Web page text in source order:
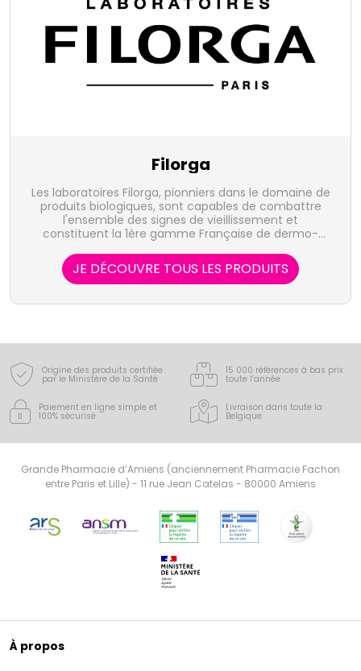
Filorga
Les laboratoires Filorga, pionniers dans le domaine de
produits biologiques, sont capables de combattre
l'ensemble des signes de vieillissement et
constituent la 1ère gamme Française de dermo-
JE DÉCOUVRE TOUS LES PRODUITS
Origine des produits certifiée
par le Ministère de la Santé
15 000 références à bas prix
toute l’année
Paiement en ligne simple et
100% sécurisé
Livraison dans toute la
Belgique
Grande Pharmacie d’Amiens (anciennement Pharmacie Fachon
entre Paris et Lille) - 11 rue Jean Catelas - 80000 Amiens
À propos